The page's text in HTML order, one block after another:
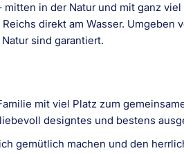
in der Natur und mit ganz
direkt am Wasser. Umgeben
sind garantiert.
mit viel Platz zum
designtes und bestens
gemütlich machen und den